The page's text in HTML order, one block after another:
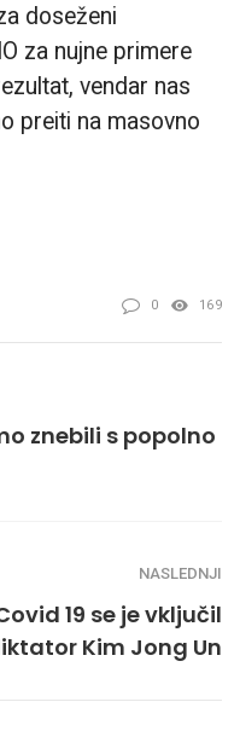
doseženi
za nujne primere
vendar nas
preiti na masovno
0 169
znebili s popolno
NASLEDNJI
19 se je vključil
Kim Jong Un